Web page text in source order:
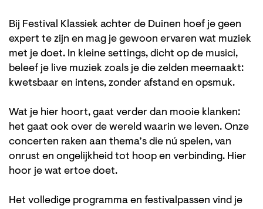
Bij Festival Klassiek achter de Duinen hoef je geen
expert te zijn en mag je gewoon ervaren wat muziek
met je doet. In kleine settings, dicht op de musici,
beleef je live muziek zoals je die zelden meemaakt:
kwetsbaar en intens, zonder afstand en opsmuk.
Wat je hier hoort, gaat verder dan mooie klanken:
het gaat ook over de wereld waarin we leven. Onze
concerten raken aan thema’s die nú spelen, van
onrust en ongelijkheid tot hoop en verbinding. Hier
hoor je wat ertoe doet.
Het volledige programma en festivalpassen vind je